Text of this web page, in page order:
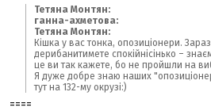
Тетяна Монтян:
ганна-ахметова:
Тетяна Монтян:
Кішка у вас тонка, опозиціонери.
дерибанитимете спокійнісінько –
це ви так кажете, бо не пройшли на
Я дуже добре знаю наших
тут на 132-му окрузі:)
====